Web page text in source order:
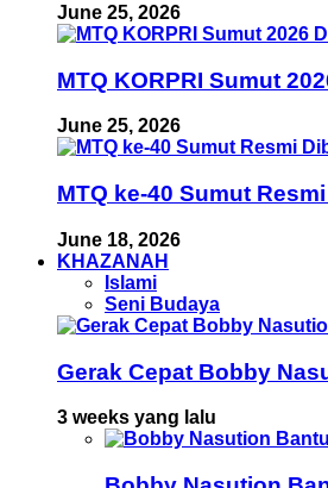
June 25, 2026
MTQ KORPRI Sumut
June 25, 2026
MTQ ke-40 Sumut
June 18, 2026
KHAZANAH
Islami
Seni Budaya
Gerak Cepat Bobby
3 weeks yang lalu